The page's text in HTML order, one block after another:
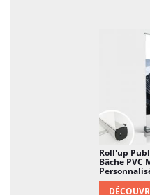
stabilité optimale
5. Respect de
Éco-responsable : Le
conçu avec des
respectueux de
engagement envers la
6. Transport Facile :
Sac de transport inclus
Roll'up
Bâche PVC